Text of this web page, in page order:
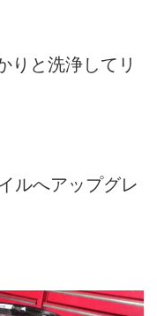
りと洗浄してリ
ルへアップグレ